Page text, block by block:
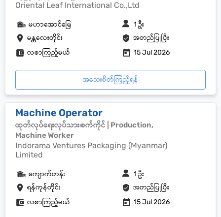
Oriental Leaf International Co.,Ltd
မန္တလေးတိုင်း အတည်ပြုပြီး
မဟာအောင်မြေ 1 ဦး
လစာကြည့်မယ် 15 Jul 2026
အသေးစိတ်ကြည့်ရန်
Machine Operator
ထုတ်လုပ်ရေးလုပ်သား၊စက်ကိုင် | Production,
Machine Worker
Indorama Ventures Packaging (Myanmar)
Limited
ရန်ကုန်တိုင်း အတည်ပြုပြီး
ကျောက်တန်း 1 ဦး
လစာကြည့်မယ် 15 Jul 2026